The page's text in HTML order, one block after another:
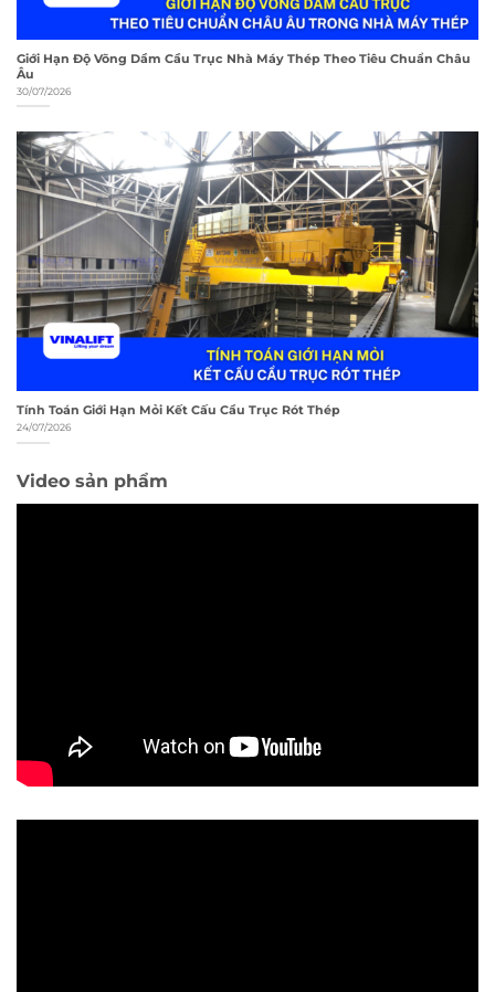
Giới Hạn Độ Võng Dầm Cầu Trục Nhà Máy Thép Theo Tiêu Chuẩn Châu
Âu
30/07/2026
Tính Toán Giới Hạn Mỏi Kết Cấu Cầu Trục Rót Thép
24/07/2026
Video sản phẩm